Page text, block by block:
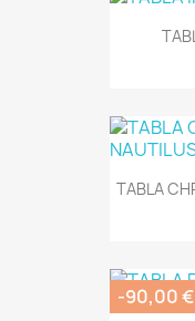
TABLA
-90,00 €